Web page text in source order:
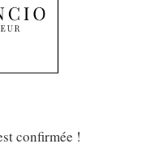
confirmée !